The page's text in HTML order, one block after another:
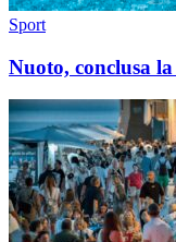
Sport
Nuoto, conclusa